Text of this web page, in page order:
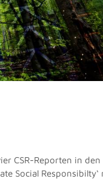
CSR-Reporten in
Social